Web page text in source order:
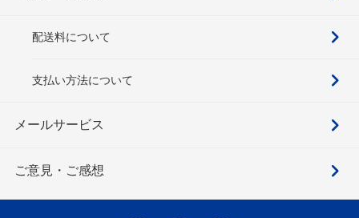
配送料について
支払い方法について
メールサービス
ご意見・ご感想